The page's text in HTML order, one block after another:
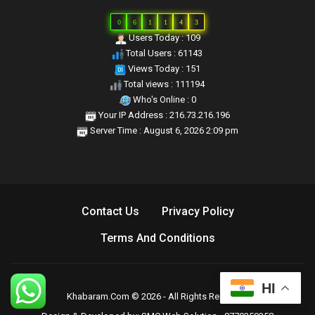
0 6 1 1 4 3
Users Today : 109
Total Users : 61143
Views Today : 151
Total views : 111194
Who's Online : 0
Your IP Address : 216.73.216.196
Server Time : August 6, 2026 2:09 pm
Contact Us
Privacy Policy
Terms And Conditions
Khabaram.Com © 2026 - All Rights Reserved.
HI